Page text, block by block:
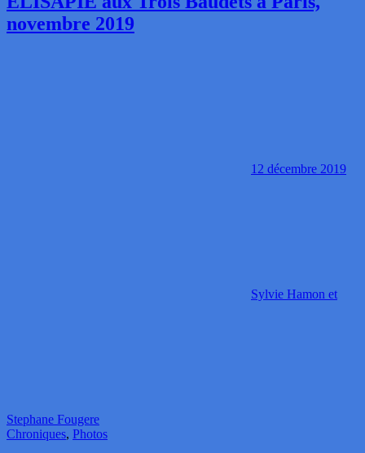
novembre 2019
12 décembre 2019
Sylvie Hamon et
Stephane Fougere
Chroniques, Photos